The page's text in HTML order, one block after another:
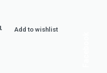
Add to wishlist